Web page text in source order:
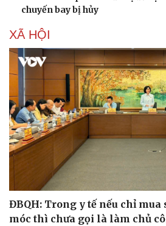
chuyến bay bị hủy
XÃ HỘI
ĐBQH: Trong y tế nếu chỉ mua
móc thì chưa gọi là làm chủ